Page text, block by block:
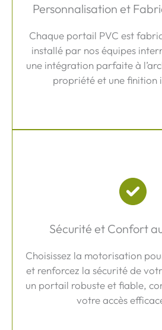
Personnalisation et
Chaque portail PVC est
installé par nos équipes
une intégration parfaite à
propriété et une finition
Sécurité et Confort
Choisissez la motorisation
et renforcez la sécurité de
un portail robuste et fiable,
votre accès